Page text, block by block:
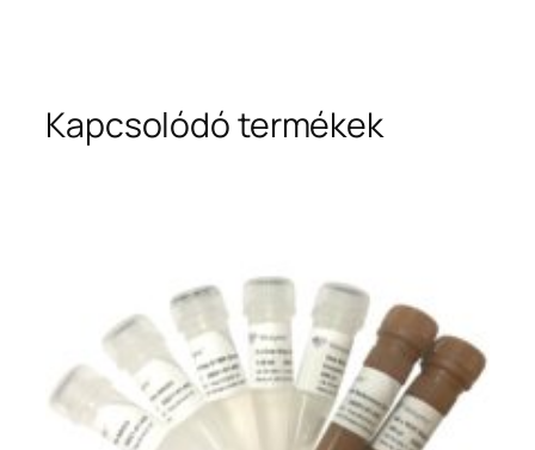
Kapcsolódó termékek